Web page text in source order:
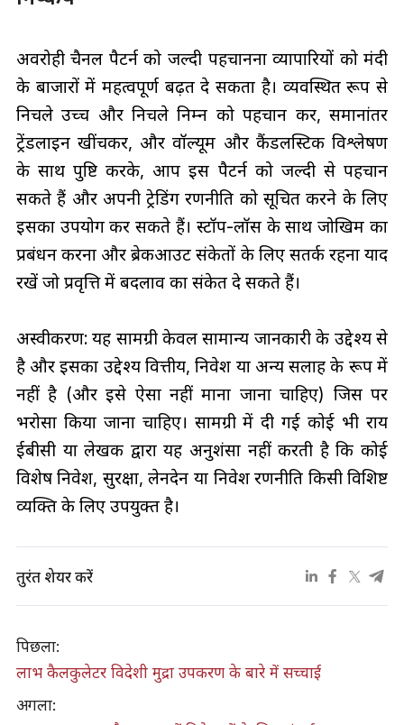
अवरोही चैनल पैटर्न को जल्दी पहचानना व्यापारियों को मंदी
के बाजारों में महत्वपूर्ण बढ़त दे सकता है। व्यवस्थित रूप से
निचले उच्च और निचले निम्न को पहचान कर, समानांतर
ट्रेंडलाइन खींचकर, और वॉल्यूम और कैंडलस्टिक विश्लेषण
के साथ पुष्टि करके, आप इस पैटर्न को जल्दी से पहचान
सकते हैं और अपनी ट्रेडिंग रणनीति को सूचित करने के लिए
इसका उपयोग कर सकते हैं। स्टॉप-लॉस के साथ जोखिम का
प्रबंधन करना और ब्रेकआउट संकेतों के लिए सतर्क रहना याद
रखें जो प्रवृत्ति में बदलाव का संकेत दे सकते हैं।
अस्वीकरण: यह सामग्री केवल सामान्य जानकारी के उद्देश्य से
है और इसका उद्देश्य वित्तीय, निवेश या अन्य सलाह के रूप में
नहीं है (और इसे ऐसा नहीं माना जाना चाहिए) जिस पर
भरोसा किया जाना चाहिए। सामग्री में दी गई कोई भी राय
ईबीसी या लेखक द्वारा यह अनुशंसा नहीं करती है कि कोई
विशेष निवेश, सुरक्षा, लेनदेन या निवेश रणनीति किसी विशिष्ट
व्यक्ति के लिए उपयुक्त है।
तुरंत शेयर करें
पिछला:
लाभ कैलकुलेटर विदेशी मुद्रा उपकरण के बारे में सच्चाई
अगला: